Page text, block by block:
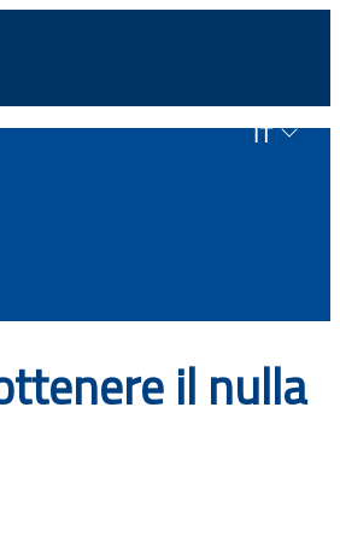
IT
il nulla